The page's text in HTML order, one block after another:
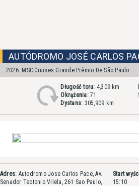
AUTÓDROMO JOSÉ CARLOS
2026: MSC Cruises Grande Prêmio De São Paulo
Długość toru: 4,309 km
Okrążenia:71
Dystans: 305,909 km
Adres: Autodromo Jose Carlos Pace, Av.
Senador Teotonio Vilela, 261 Sao Paulo,
Start
15:10